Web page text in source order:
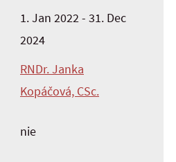
1. Jan 2022 - 31. Dec
2024
RNDr. Janka
Kopáčová, CSc.
nie